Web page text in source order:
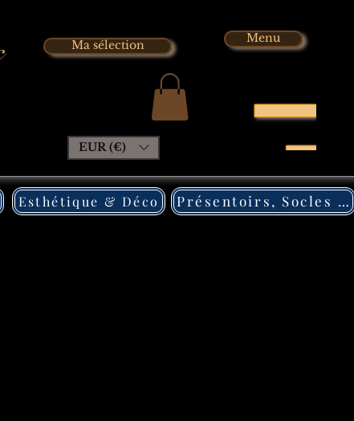
Ma sélection
EUR (€)
Menu
Esthétique & Déco Présentoirs, Socles Pléxi